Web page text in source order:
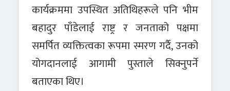
कार्यक्रममा उपस्थित अतिथिहरूले पनि भीम
बहादुर पाँडेलाई राष्ट्र र जनताको पक्षमा
समर्पित व्यक्तित्वका रूपमा स्मरण गर्दै, उनको
योगदानलाई आगामी पुस्ताले सिक्नुपर्ने
बताएका थिए।